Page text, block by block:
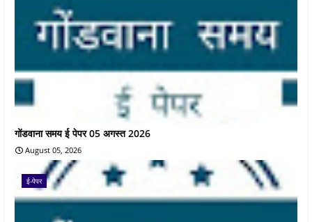
गोंडवाना समय ई पेपर 05 अगस्त 2026
August 05, 2026
ई-पेपर